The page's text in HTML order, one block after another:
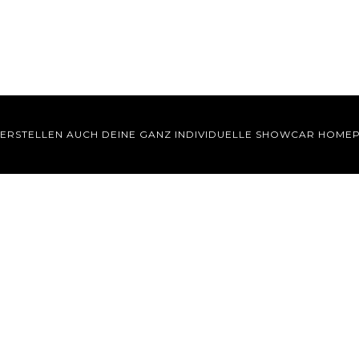
AUCH DEINE GANZ INDIVIDUELLE SHOWCAR